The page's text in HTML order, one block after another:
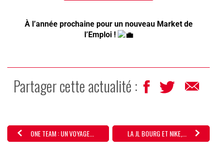
À l’année prochaine pour un nouveau Market de
l’Emploi !
Partager cette actualité :
ONE TEAM : UN VOYAGE... LA JL BOURG ET NIKE,...